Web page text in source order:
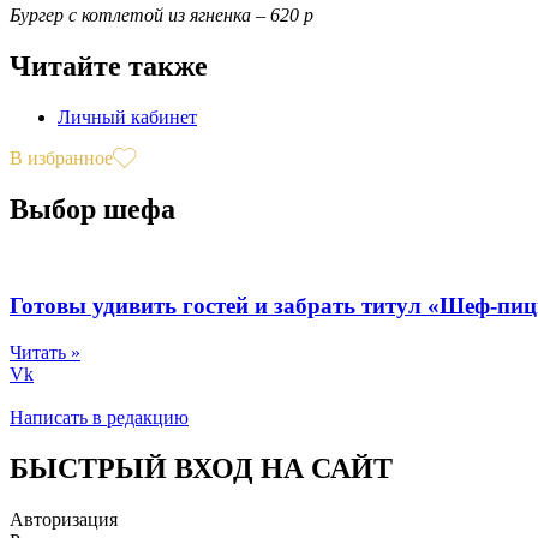
Бургер с котлетой из ягненка – 620 р
Читайте также
Личный кабинет
В избранное
Выбор шефа
Готовы удивить гостей и забрать титул «Шеф-
Читать »
Vk
Написать в редакцию
БЫСТРЫЙ ВХОД НА САЙТ
Авторизация